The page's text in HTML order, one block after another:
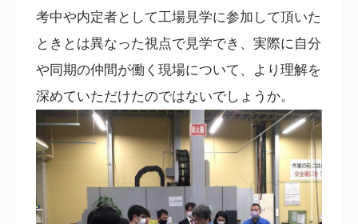
考中や内定者として工場見学に参加して頂いた
ときとは異なった視点で見学でき、実際に自分
や同期の仲間が働く現場について、より理解を
深めていただけたのではないでしょうか。